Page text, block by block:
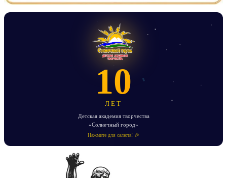
10
ЛЕТ
Детская академия творчества
«Солнечный город»
Нажмите для салюта! 🎉